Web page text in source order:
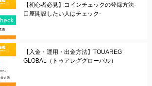
【初心者必見】コインチェックの登録方法-
口座開設したい人はチェック-
【入金・運用・出金方法】TOUAREG
GLOBAL（トゥアレググローバル）